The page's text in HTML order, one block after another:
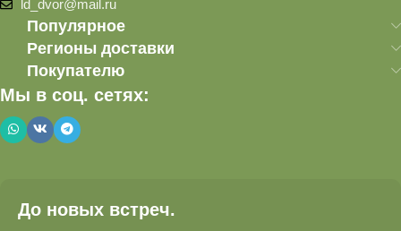
ld_dvor@mail.ru
Популярное
Регионы доставки
Покупателю
Мы в соц. сетях:
До новых встреч.